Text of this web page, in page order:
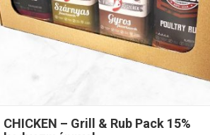
CHICKEN – Grill & Rub Pack 15%